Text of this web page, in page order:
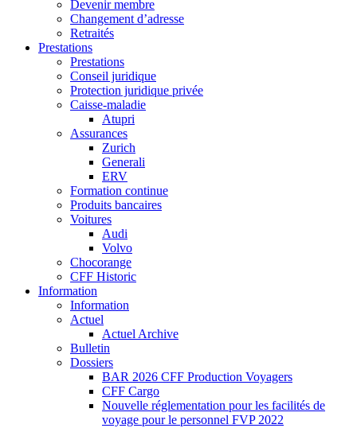
Devenir membre
Changement d’adresse
Retraités
Prestations
Prestations
Conseil juridique
Protection juridique privée
Caisse-maladie
Atupri
Assurances
Zurich
Generali
ERV
Formation continue
Produits bancaires
Voitures
Audi
Volvo
Chocorange
CFF Historic
Information
Information
Actuel
Actuel Archive
Bulletin
Dossiers
BAR 2026 CFF Production Voyagers
CFF Cargo
Nouvelle réglementation pour les facilités de
voyage pour le personnel FVP 2022